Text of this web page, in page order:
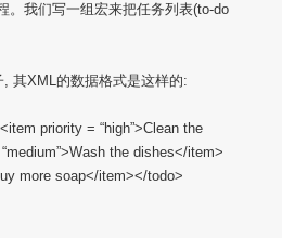
。我们写一组宏来把任务列表(to-do
其XML的数据格式是这样的:
priority = “high”>Clean the
the dishes</item>
more soap</item></todo>